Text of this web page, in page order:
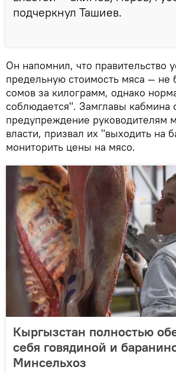
подчеркнул Ташиев.
Он напомнил, что правительство
предельную стоимость мяса — не
сомов за килограмм, однако
соблюдается". Замглавы кабмина
предупреждение руководителям
власти, призвал их "выходить на
мониторить цены на мясо.
Кыргызстан полностью
себя говядиной и
Минсельхоз